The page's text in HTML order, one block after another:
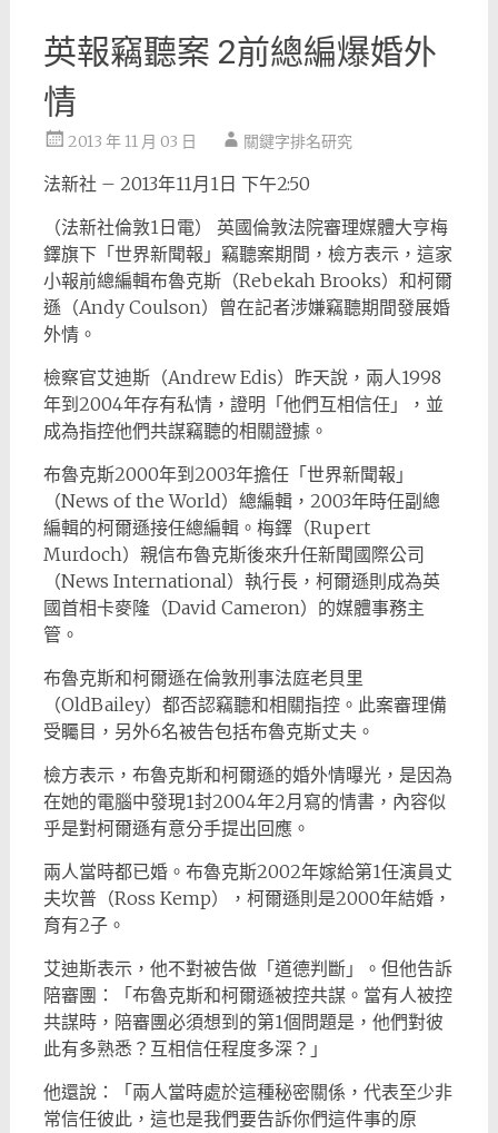
英報竊聽案 2前總編爆婚外
情
2013 年 11 月 03 日 關鍵字排名研究
法新社 – 2013年11月1日 下午2:50
（法新社倫敦1日電） 英國倫敦法院審理媒體大亨梅
鐸旗下「世界新聞報」竊聽案期間，檢方表示，這家
小報前總編輯布魯克斯（Rebekah Brooks）和柯爾
遜（Andy Coulson）曾在記者涉嫌竊聽期間發展婚
外情。
檢察官艾迪斯（Andrew Edis）昨天說，兩人1998
年到2004年存有私情，證明「他們互相信任」，並
成為指控他們共謀竊聽的相關證據。
布魯克斯2000年到2003年擔任「世界新聞報」
（News of the World）總編輯，2003年時任副總
編輯的柯爾遜接任總編輯。梅鐸（Rupert
Murdoch）親信布魯克斯後來升任新聞國際公司
（News International）執行長，柯爾遜則成為英
國首相卡麥隆（David Cameron）的媒體事務主
管。
布魯克斯和柯爾遜在倫敦刑事法庭老貝里
（OldBailey）都否認竊聽和相關指控。此案審理備
受矚目，另外6名被告包括布魯克斯丈夫。
檢方表示，布魯克斯和柯爾遜的婚外情曝光，是因為
在她的電腦中發現1封2004年2月寫的情書，內容似
乎是對柯爾遜有意分手提出回應。
兩人當時都已婚。布魯克斯2002年嫁給第1任演員丈
夫坎普（Ross Kemp），柯爾遜則是2000年結婚，
育有2子。
艾迪斯表示，他不對被告做「道德判斷」。但他告訴
陪審團：「布魯克斯和柯爾遜被控共謀。當有人被控
共謀時，陪審團必須想到的第1個問題是，他們對彼
此有多熟悉？互相信任程度多深？」
他還說：「兩人當時處於這種秘密關係，代表至少非
常信任彼此，這也是我們要告訴你們這件事的原